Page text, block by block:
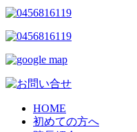
HOME
初めての方へ